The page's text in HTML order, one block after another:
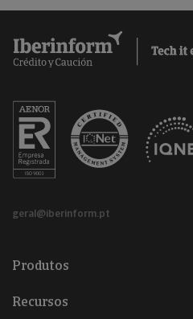
geral@iberinform.pt
Produtos
Recursos